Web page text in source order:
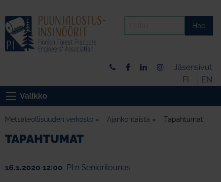
Hae
Jäsensivut
FI
EN
Valikko
Metsäteollisuuden verkosto » Ajankohtaista » Tapahtumat
TAPAHTUMAT
16.1.2020 12:00 PI:n Seniorilounas